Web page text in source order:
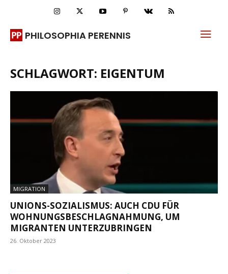
PHILOSOPHIA PERENNIS
SCHLAGWORT: EIGENTUM
MIGRATION
UNIONS-SOZIALISMUS: AUCH CDU FÜR
WOHNUNGSBESCHLAGNAHMUNG, UM
MIGRANTEN UNTERZUBRINGEN
26. Oktober 2023